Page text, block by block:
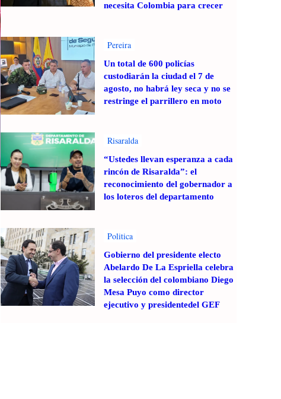
necesita Colombia para crecer
Pereira
Un total de 600 policías
custodiarán la ciudad el 7 de
agosto, no habrá ley seca y no se
restringe el parrillero en moto
Risaralda
“Ustedes llevan esperanza a cada
rincón de Risaralda”: el
reconocimiento del gobernador a
los loteros del departamento
Politica
Gobierno del presidente electo
Abelardo De La Espriella celebra
la selección del colombiano Diego
Mesa Puyo como director
ejecutivo y presidentedel GEF